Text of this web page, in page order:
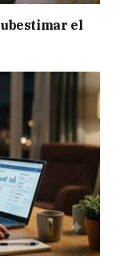
el